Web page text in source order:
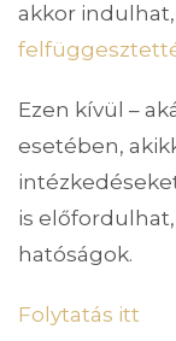
akkor
Ezen kívül –
esetében,
is
hatóságok.
Folytatás itt